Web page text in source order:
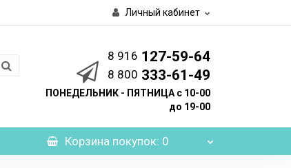
Личный кабинет
8 916 127-59-64
8 800 333-61-49
ПОНЕДЕЛЬНИК - ПЯТНИЦА с 10-00
до 19-00
Корзинапокупок: 0